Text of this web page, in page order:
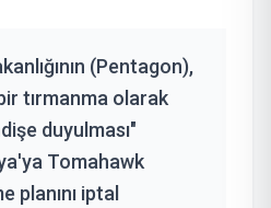
(Pentagon),
tırmanma olarak
duyulması"
Tomahawk
planını iptal